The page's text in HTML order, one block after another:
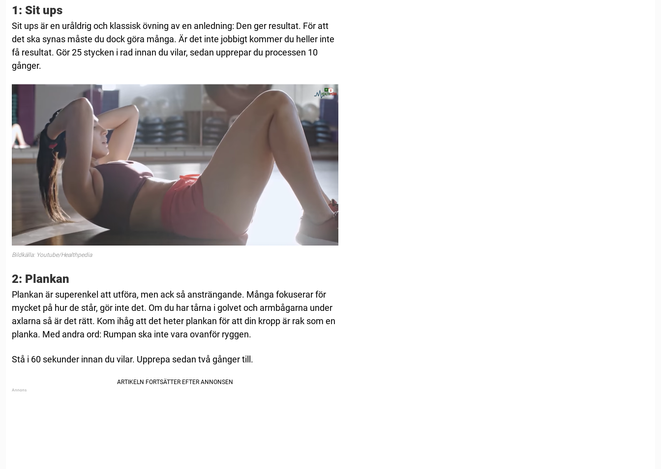
1: Sit ups
Sit ups är en uråldrig och klassisk övning av en anledning: Den ger resultat. För att
det ska synas måste du dock göra många. Är det inte jobbigt kommer du heller inte
få resultat. Gör 25 stycken i rad innan du vilar, sedan upprepar du processen 10
gånger.
Bildkälla: Youtube/Healthpedia
2: Plankan
Plankan är superenkel att utföra, men ack så ansträngande. Många fokuserar för
mycket på hur de står, gör inte det. Om du har tårna i golvet och armbågarna under
axlarna så är det rätt. Kom ihåg att det heter plankan för att din kropp är rak som en
planka. Med andra ord: Rumpan ska inte vara ovanför ryggen.
Stå i 60 sekunder innan du vilar. Upprepa sedan två gånger till.